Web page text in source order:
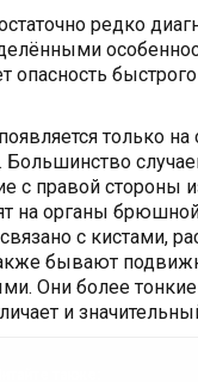
редко
опасность
только
Большинство
с правой стороны
на органы брюшной
с кистами,
бывают
Они более
и